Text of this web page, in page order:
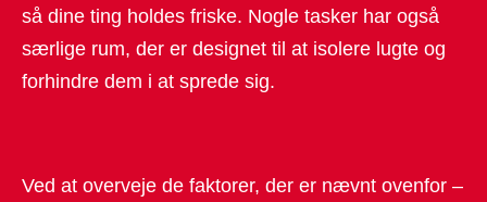
så dine ting holdes friske. Nogle tasker har også
særlige rum, der er designet til at isolere lugte og
forhindre dem i at sprede sig.
Ved at overveje de faktorer, der er nævnt ovenfor –